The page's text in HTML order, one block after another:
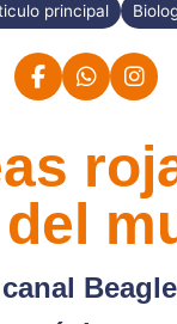
principal